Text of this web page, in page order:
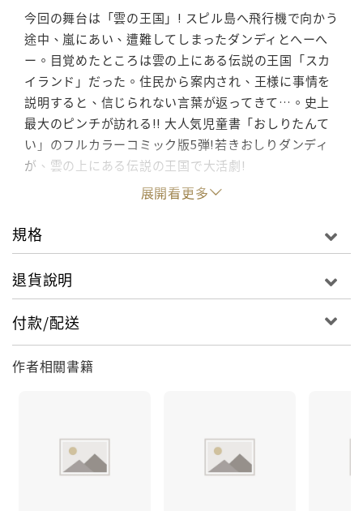
今回の舞台は「雲の王国」! スピル島へ飛行機で向かう
途中、嵐にあい、遭難してしまったダンディとへーへ
ー。目覚めたところは雲の上にある伝説の王国「スカ
イランド」だった。住民から案内され、王様に事情を
説明すると、信じられない言葉が返ってきて…。史上
最大のピンチが訪れる!! 大人気児童書「おしりたんて
い」のフルカラーコミック版5弾!若きおしりダンディ
が、雲の上にある伝説の王国で大活劇!
展開看更多
規格
退貨說明
付款/配送
作者相關書籍